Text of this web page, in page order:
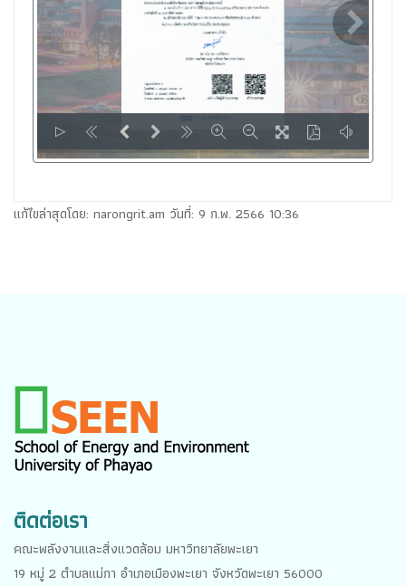
แก้ไขล่าสุดโดย: narongrit.am วันที่: 9 ก.พ. 2566 10:36
ติดต่อเรา
คณะพลังงานและสิ่งแวดล้อม มหาวิทยาลัยพะเยา
19 หมู่ 2 ตำบลแม่กา อำเภอเมืองพะเยา จังหวัดพะเยา 56000